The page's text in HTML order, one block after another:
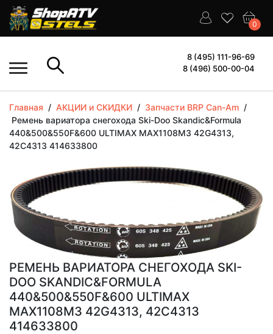
0
8 (495) 111-96-69
8 (496) 500-00-04
Главная / АКЦИИ и СКИДКИ / Запчасти BRP Can-Am /
Ремень вариатора снегохода Ski-Doo Skandic&Formula
440&500&550F&600 ULTIMAX MAX1108M3 42G4313,
42C4313 414633800
РЕМЕНЬ ВАРИАТОРА СНЕГОХОДА SKI-
DOO SKANDIC&FORMULA
440&500&550F&600 ULTIMAX
MAX1108M3 42G4313, 42C4313
414633800